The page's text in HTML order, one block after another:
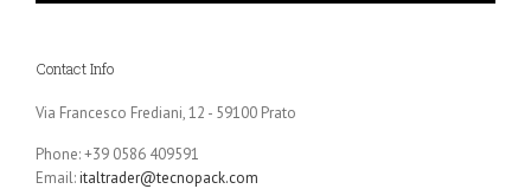
Contact Info
Via Francesco Frediani, 12 - 59100 Prato
Phone: +39 0586 409591
Email:italtrader@tecnopack.com